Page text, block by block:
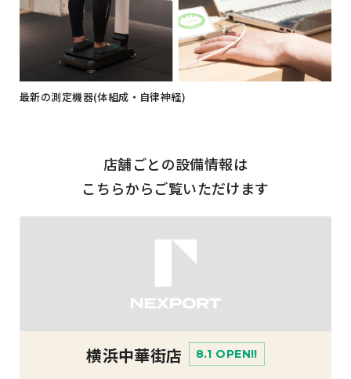
最新の測定機器(体組成・自律神経)
店舗ごとの設備情報は
こちらからご覧いただけます
横浜中華街店 8.1 OPEN!!